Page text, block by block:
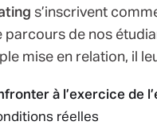
s’inscrivent
parcours de nos
mise en relation, il
à l’exercice de
réelles